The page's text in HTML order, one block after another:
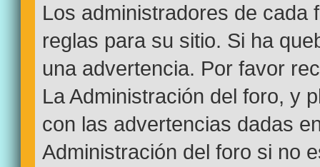
Los administradores de cada
reglas para su sitio. Si ha
una advertencia. Por favor
La Administración del foro, y
con las advertencias dadas
Administración del foro si no